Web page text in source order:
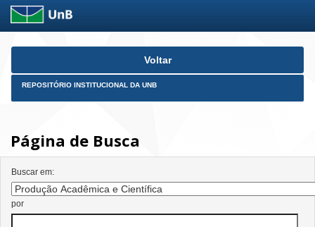
Skip
Voltar
REPOSITÓRIO INSTITUCIONAL DA UNB
Página de Busca
Buscar em:
por